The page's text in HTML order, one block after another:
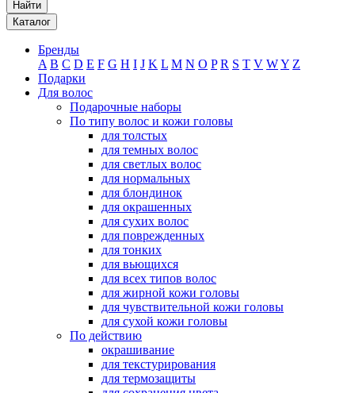
Найти
Каталог
Бренды
A B C D E F G H I J K L M N O P R S T V WY Z
Подарки
Для волос
Подарочные наборы
По типу волос и кожи головы
для толстых
для темных волос
для светлых волос
для нормальных
для блондинок
для окрашенных
для сухих волос
для поврежденных
для тонких
для вьющихся
для всех типов волос
для жирной кожи головы
для чувствительной кожи головы
для сухой кожи головы
По действию
окрашивание
для текстурирования
для термозащиты